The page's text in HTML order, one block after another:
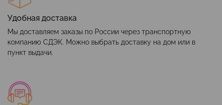
Удобная доставка
Мы доставляем заказы по России через транспортную
компанию СДЭК. Можно выбрать доставку на дом или в
пункт выдачи.